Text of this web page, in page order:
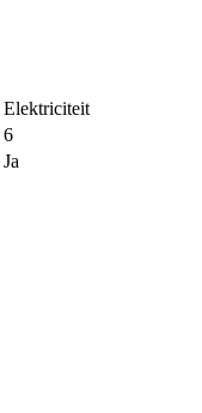
Elektriciteit
6
Ja